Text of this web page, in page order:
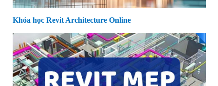
Khóa học Revit Architecture Online